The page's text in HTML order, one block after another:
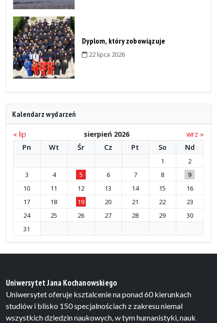
Dyplom, który zobowiązuje
22 lipca 2026
Kalendarz wydarzeń
« lip sierpień 2026
wrz »
Pn
Wt Śr Cz Pt So Nd
1
2
3
4 5 6 7 8
9
10
11 12 13 14 15
16
17
18 19 20 21 22
23
24
25 26 27 28 29
30
31
Uniwersytet Jana Kochanowskiego
Uniwersytet oferuje ksztalcenie na ponad 60 kierunkach
studiów i blisko 150 specjalnościach z zakresu niemal
wszystkich dziedzin naukowych, w tym humanistyki, nauk